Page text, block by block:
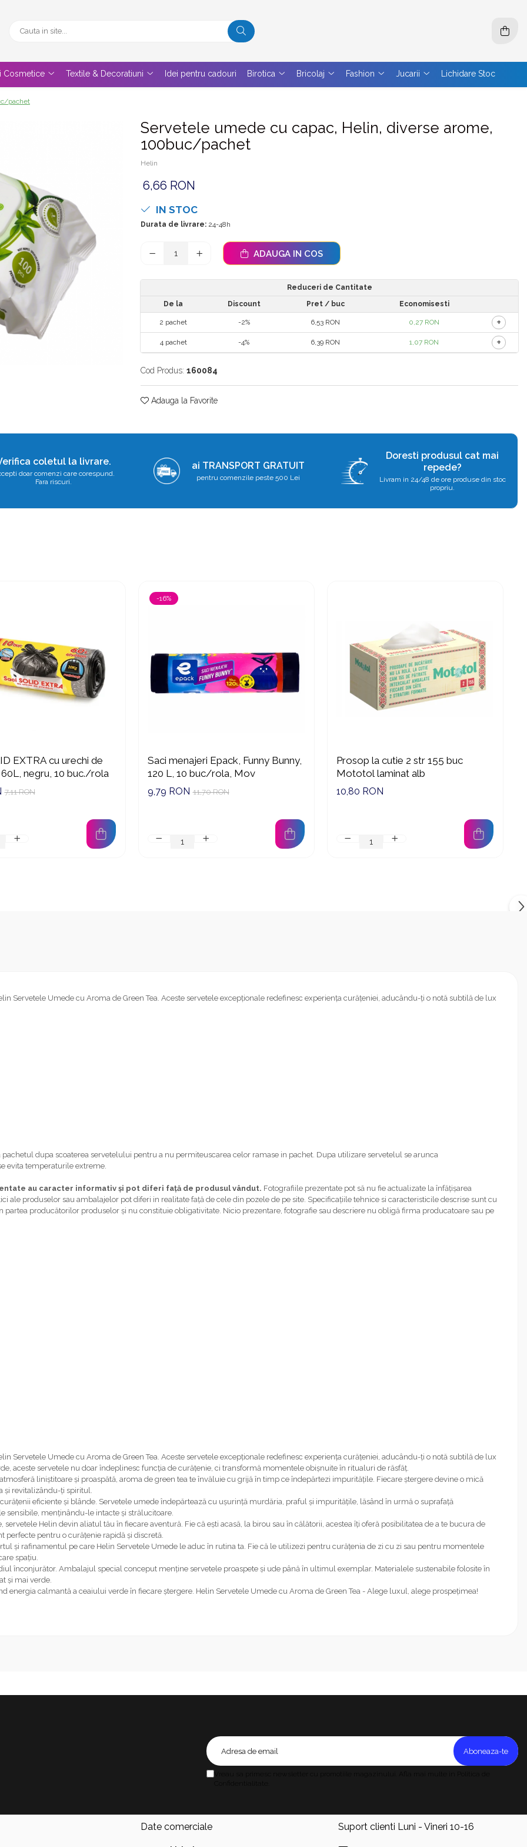
Cosmetice Textile & Decoratiuni Idei pentru cadouri Birotica Bricolaj Fashion Jucarii Lichidare Stoc
pachet
Servetele umede cu capac, Helin, diverse arome,
100buc/pachet
Helin
6,66 RON
IN STOC
Durata de livrare: 24-48h
ADAUGA IN COS
Reduceri de Cantitate
De la
Discount Pret / buc Economisesti
2 pachet -2% 6,53 RON 0,27 RON +
4pachet -4% 6,39 RON 1,07 RON +
Cod Produs: 160084
Adauga la Favorite
coletul la livrare.
doar comenzi care corespund.
Fara riscuri.
ai TRANSPORT GRATUIT
pentru comenzile peste 500 Lei
Doresti produsul cat mai
repede?
Livram in 24/48 de ore produse din stoc
propriu.
EXTRA cu urechi de
negru, 10 buc./rola
7,11 RON
-16%
Saci menajeri Epack, Funny Bunny,
120 L, 10 buc/rola, Mov
11,70 RON
9,79 RON
Prosop la cutie 2 str 155 buc
Mototol laminat alb
10,80 RON
Servetele Umede cu Aroma de Green Tea. Aceste servetele excepționale redefinesc experiența curățeniei, aducându-ți o notă subtilă de lux
dupa scoaterea servetelului pentru a nu permiteuscarea celor ramase in pachet. Dupa utilizare servetelul se arunca
evita temperaturile extreme.
au caracter informativ și pot diferi față de produsul vândut. Fotografiile prezentate pot să nu fie actualizate la înfățișarea
ale produselor sau ambalajelor pot diferi in realitate față de cele din pozele de pe site. Specificațiile tehnice si caracteristicile descrise sunt cu
producătorilor produselor și nu constituie obligativitate. Nicio prezentare, fotografie sau descriere nu obligă firma producatoare sau pe
Servetele Umede cu Aroma de Green Tea. Aceste servetele excepționale redefinesc experiența curățeniei, aducându-ți o notă subtilă de lux
aceste servetele nu doar îndeplinesc funcția de curățenie, ci transformă momentele obișnuite în ritualuri de răsfăț.
liniștitoare și proaspătă, aroma de green tea te învăluie cu grijă în timp ce îndepărtezi impuritățile. Fiecare ștergere devine o mică
și revitalizându-ți spiritul.
eficiente și blânde. Servetele umede îndepărtează cu ușurință murdăria, praful și impuritățile, lăsând în urmă o suprafață
sensibile, menținându-le intacte și strălucitoare.
Helin devin aliatul tău în fiecare aventură. Fie că ești acasă, la birou sau în călătorii, acestea îți oferă posibilitatea de a te bucura de
pentru o curățenie rapidă și discretă.
și rafinamentul pe care Helin Servetele Umede le aduc în rutina ta. Fie că le utilizezi pentru curățenia de zi cu zi sau pentru momentele
spațiu.
înconjurător. Ambalajul special conceput menține servetele proaspete și ude până în ultimul exemplar. Materialele sustenabile folosite în
și mai verde.
energia calmantă a ceaiului verde în fiecare ștergere. Helin Servetele Umede cu Aroma de Green Tea - Alege luxul, alege prospețimea!
Date comerciale Suport clienti Luni - Vineri 10-16